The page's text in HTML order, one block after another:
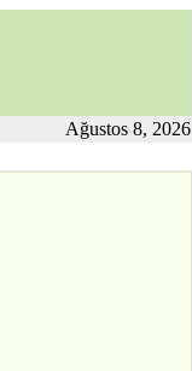
Ağustos 8, 2026